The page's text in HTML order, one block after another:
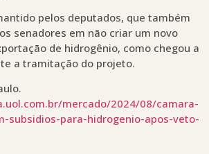
pelos deputados, que também
senadores em não criar um novo
de hidrogênio, como chegou a
a tramitação do projeto.
mercado/2024/08/camara-
subsidios-para-hidrogenio-apos-veto-